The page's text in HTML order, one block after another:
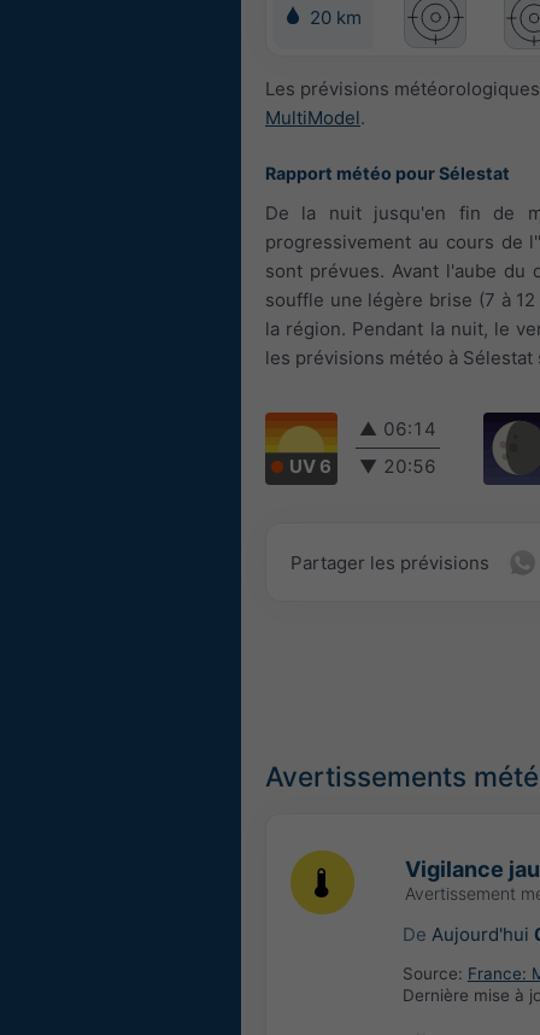
20 km
Les prévisions
MultiModel.
Rapport météo pour Sélestat
De la nuit jusqu'en fin de
progressivement au cours de
sont prévues. Avant l'aube
souffle une légère brise (7 à
la région. Pendant la nuit, le
les prévisions météo à
UV 6
▲ 06:14
▼ 20:56
Partager les prévisions
Avertissements
Vigilance
Avertissement
De Aujourd'hui
Source: France:
Dernière mise à